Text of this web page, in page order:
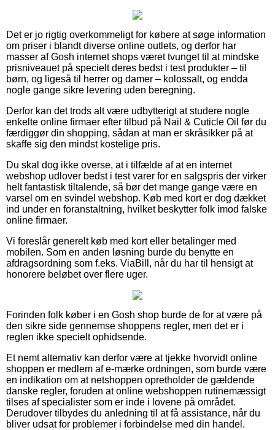
Det er jo rigtig overkommeligt for købere at søge information
om priser i blandt diverse online outlets, og derfor har
masser af Gosh internet shops været tvunget til at mindske
prisniveauet på specielt deres bedst i test produkter – til
børn, og ligeså til herrer og damer – kolossalt, og endda
nogle gange sikre levering uden beregning.
Derfor kan det trods alt være udbytterigt at studere nogle
enkelte online firmaer efter tilbud på Nail & Cuticle Oil før du
færdiggør din shopping, sådan at man er skråsikker på at
skaffe sig den mindst kostelige pris.
Du skal dog ikke overse, at i tilfælde af at en internet
webshop udlover bedst i test varer for en salgspris der virker
helt fantastisk tiltalende, så bør det mange gange være en
varsel om en svindel webshop. Køb med kort er dog dækket
ind under en foranstaltning, hvilket beskytter folk imod falske
online firmaer.
Vi foreslår generelt køb med kort eller betalinger med
mobilen. Som en anden løsning burde du benytte en
afdragsordning som f.eks. ViaBill, når du har til hensigt at
honorere beløbet over flere uger.
Forinden folk køber i en Gosh shop burde de for at være på
den sikre side gennemse shoppens regler, men det er i
reglen ikke specielt ophidsende.
Et nemt alternativ kan derfor være at tjekke hvorvidt online
shoppen er medlem af e-mærke ordningen, som burde være
en indikation om at netshoppen opretholder de gældende
danske regler, foruden at online webshoppen rutinemæssigt
tilses af specialister som er inde i lovene på området.
Derudover tilbydes du anledning til at få assistance, når du
bliver udsat for problemer i forbindelse med din handel.